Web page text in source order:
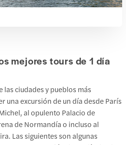
mejores tours de 1 día
las ciudades y pueblos más
una excursión de un día desde París
al opulento Palacio de
de Normandía o incluso al
Las siguientes son algunas